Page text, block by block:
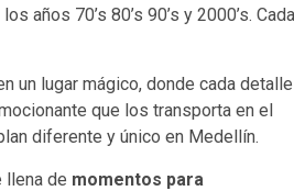
años 70’s 80’s 90’s y 2000’s. Cada
un lugar mágico, donde cada detalle
que los transporta en el
diferente y único en Medellín.
llena de momentos para